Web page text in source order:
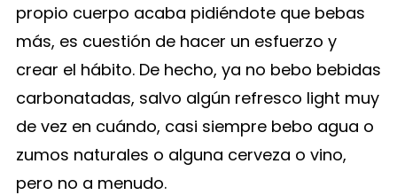
propio cuerpo acaba pidiéndote que bebas
más, es cuestión de hacer un esfuerzo y
crear el hábito. De hecho, ya no bebo bebidas
carbonatadas, salvo algún refresco light muy
de vez en cuándo, casi siempre bebo agua o
zumos naturales o alguna cerveza o vino,
pero no a menudo.